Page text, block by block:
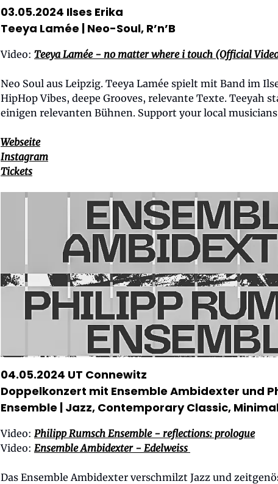
03.05.2024 Ilses Erika
Teeya Lamée | Neo-Soul, R’n’B
Video: Teeya Lamée - no matter where i touch (Official
Neo Soul aus Leipzig. Teeya Lamée spielt mit Band im
HipHop Vibes, deepe Grooves, relevante Texte. Teeyah
einigen relevanten Bühnen. Support your local
Webseite
Instagram
Tickets
04.05.2024 UT Connewitz
Doppelkonzert mit Ensemble Ambidexter und
Ensemble | Jazz, Contemporary Classic,
Video: Philipp Rumsch Ensemble - reflections: prologue
Video: Ensemble Ambidexter - Edelweiss
Das Ensemble Ambidexter verschmilzt Jazz und